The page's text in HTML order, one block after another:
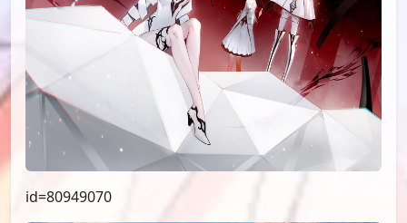
id=80949070